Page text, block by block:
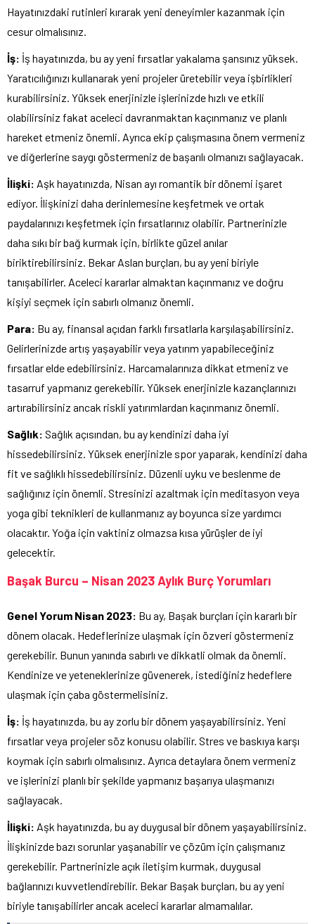
Hayatınızdaki rutinleri kırarak yeni deneyimler kazanmak için
cesur olmalısınız.
İş: İş hayatınızda, bu ay yeni fırsatlar yakalama şansınız yüksek.
Yaratıcılığınızı kullanarak yeni projeler üretebilir veya işbirlikleri
kurabilirsiniz. Yüksek enerjinizle işlerinizde hızlı ve etkili
olabilirsiniz fakat aceleci davranmaktan kaçınmanız ve planlı
hareket etmeniz önemli. Ayrıca ekip çalışmasına önem vermeniz
ve diğerlerine saygı göstermeniz de başarılı olmanızı sağlayacak.
İlişki: Aşk hayatınızda, Nisan ayı romantik bir dönemi işaret
ediyor. İlişkinizi daha derinlemesine keşfetmek ve ortak
paydalarınızı keşfetmek için fırsatlarınız olabilir. Partnerinizle
daha sıkı bir bağ kurmak için, birlikte güzel anılar
biriktirebilirsiniz. Bekar Aslan burçları, bu ay yeni biriyle
tanışabilirler. Aceleci kararlar almaktan kaçınmanız ve doğru
kişiyi seçmek için sabırlı olmanız önemli.
Para: Bu ay, finansal açıdan farklı fırsatlarla karşılaşabilirsiniz.
Gelirlerinizde artış yaşayabilir veya yatırım yapabileceğiniz
fırsatlar elde edebilirsiniz. Harcamalarınıza dikkat etmeniz ve
tasarruf yapmanız gerekebilir. Yüksek enerjinizle kazançlarınızı
artırabilirsiniz ancak riskli yatırımlardan kaçınmanız önemli.
Sağlık: Sağlık açısından, bu ay kendinizi daha iyi
hissedebilirsiniz. Yüksek enerjinizle spor yaparak, kendinizi daha
fit ve sağlıklı hissedebilirsiniz. Düzenli uyku ve beslenme de
sağlığınız için önemli. Stresinizi azaltmak için meditasyon veya
yoga gibi teknikleri de kullanmanız ay boyunca size yardımcı
olacaktır. Yoğa için vaktiniz olmazsa kısa yürüşler de iyi
gelecektir.
Başak Burcu – Nisan 2023 Aylık Burç Yorumları
Genel Yorum Nisan 2023: Bu ay, Başak burçları için kararlı bir
dönem olacak. Hedeflerinize ulaşmak için özveri göstermeniz
gerekebilir. Bunun yanında sabırlı ve dikkatli olmak da önemli.
Kendinize ve yeteneklerinize güvenerek, istediğiniz hedeflere
ulaşmak için çaba göstermelisiniz.
İş: İş hayatınızda, bu ay zorlu bir dönem yaşayabilirsiniz. Yeni
fırsatlar veya projeler söz konusu olabilir. Stres ve baskıya karşı
koymak için sabırlı olmalısınız. Ayrıca detaylara önem vermeniz
ve işlerinizi planlı bir şekilde yapmanız başarıya ulaşmanızı
sağlayacak.
İlişki: Aşk hayatınızda, bu ay duygusal bir dönem yaşayabilirsiniz.
İlişkinizde bazı sorunlar yaşanabilir ve çözüm için çalışmanız
gerekebilir. Partnerinizle açık iletişim kurmak, duygusal
bağlarınızı kuvvetlendirebilir. Bekar Başak burçları, bu ay yeni
biriyle tanışabilirler ancak aceleci kararlar almamalılar.